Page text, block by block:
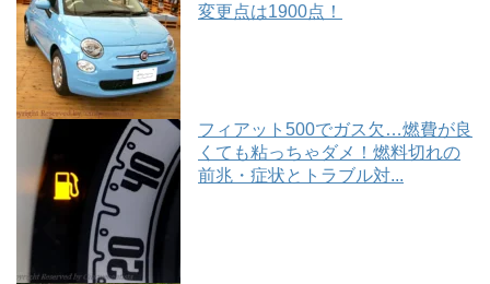
変更点は1900点！
フィアット500でガス欠…燃費が良
くても粘っちゃダメ！燃料切れの
前兆・症状とトラブル対...